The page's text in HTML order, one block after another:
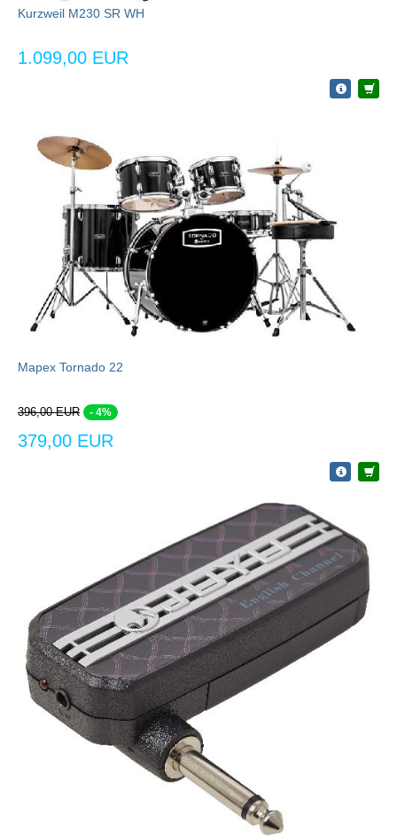
Kurzweil M230 SR WH
1.099,00 EUR
Mapex Tornado 22
396,00 EUR - 4%
379,00 EUR